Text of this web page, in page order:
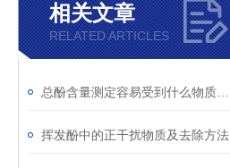
相关文章
RELATED ARTICLES
挥发酚中的正干扰物质及去除方法